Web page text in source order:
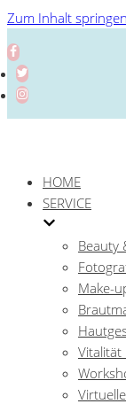
Zum Inhalt springen
HOME
SERVICE
Beauty
Make-